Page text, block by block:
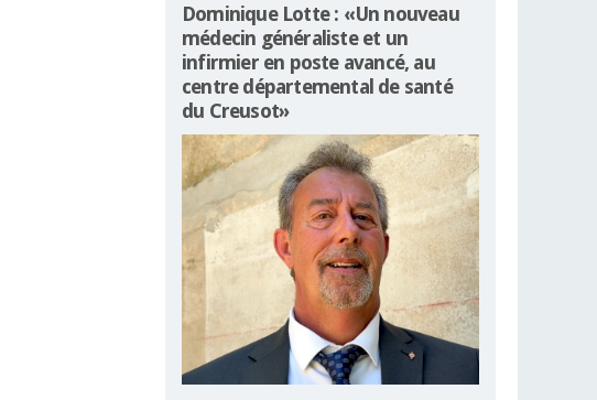
Dominique Lotte : «Un nouveau
médecin généraliste et un
infirmier en poste avancé, au
centre départemental de santé
du Creusot»